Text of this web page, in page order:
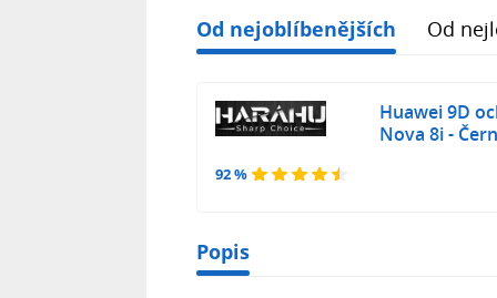
Od nejoblíbenějších Od
92 %
Huawei 9D
Nova 8i -
Popis